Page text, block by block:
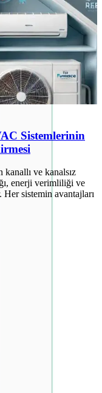
Sistemlerinin
ve kanalsız
enerji verimliliği ve
Her sistemin avantajları